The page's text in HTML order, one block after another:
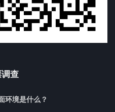
查
环境是什么？